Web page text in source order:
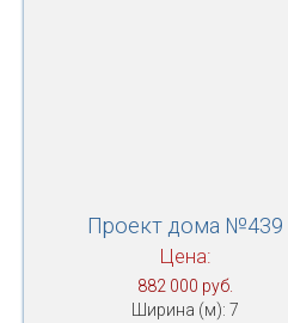
Проект дома №439
Цена:
882 000 руб.
Ширина (м): 7